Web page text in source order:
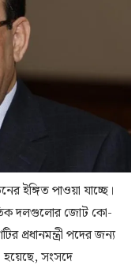
ইঙ্গিত পাওয়া যাচ্ছে।
দলগুলোর জোট কো-
প্রধানমন্ত্রী পদের জন্য
সংসদে